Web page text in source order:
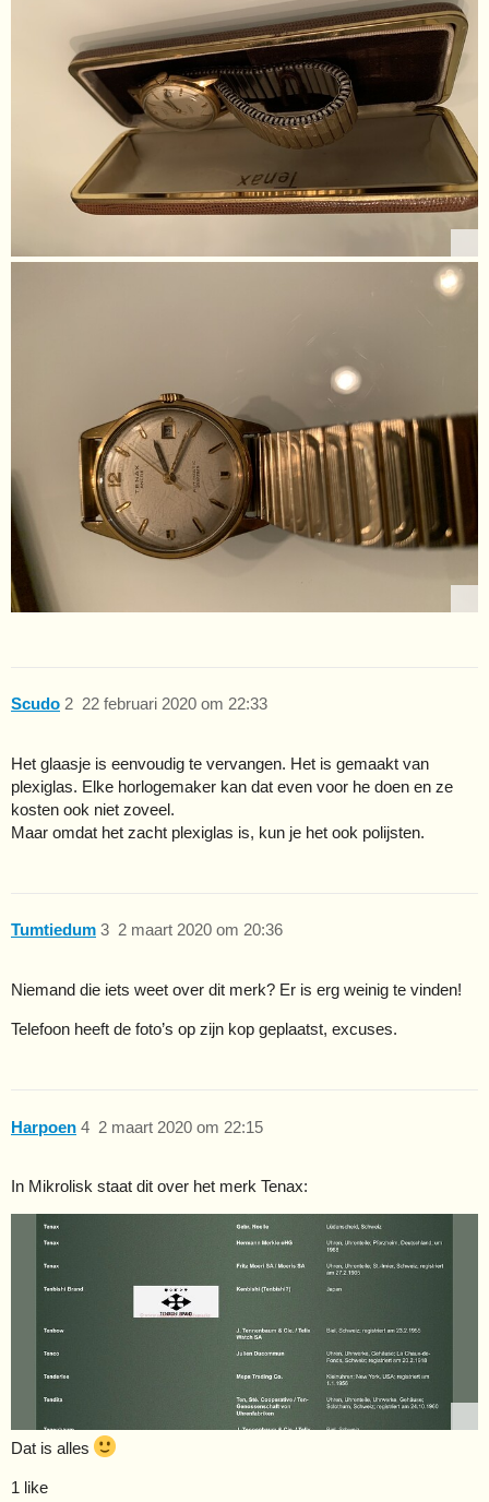
Scudo 22 februari 2020 om 22:33
2
Het glaasje is eenvoudig te vervangen. Het is gemaakt van
plexiglas. Elke horlogemaker kan dat even voor he doen en ze
kosten ook niet zoveel.
Maar omdat het zacht plexiglas is, kun je het ook polijsten.
Tumtiedum 2 maart 2020 om 20:36
3
Niemand die iets weet over dit merk? Er is erg weinig te vinden!
Telefoon heeft de foto’s op zijn kop geplaatst, excuses.
Harpoen 2 maart 2020 om 22:15
4
In Mikrolisk staat dit over het merk Tenax:
Dat is alles
1 like